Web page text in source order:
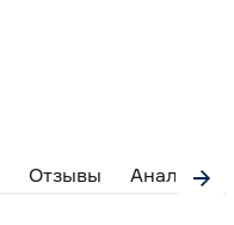
Отзывы Аналоги